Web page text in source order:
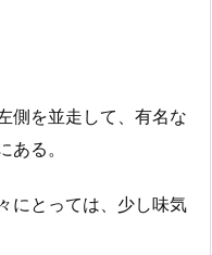
側を並走して、有名な
る。
にとっては、少し味気